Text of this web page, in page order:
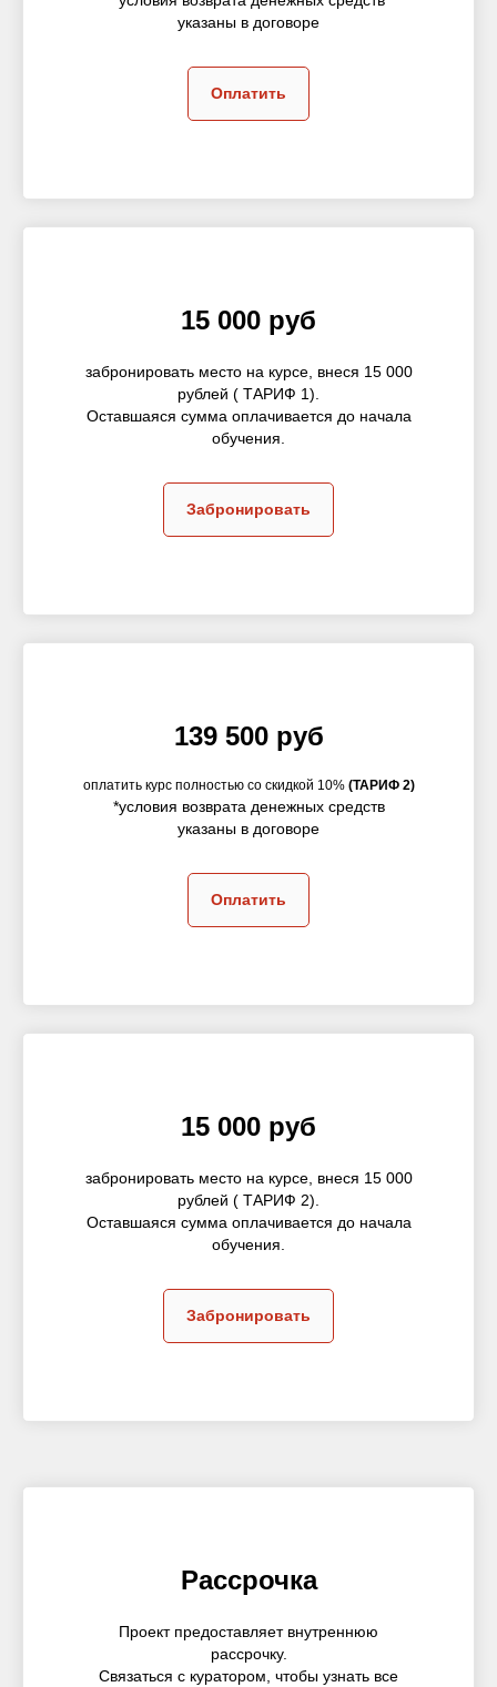
указаны в договоре
Оплатить
15 000 руб
забронировать место на курсе, внеся 15 000
рублей ( ТАРИФ 1).
Оставшаяся сумма оплачивается до начала
обучения.
Забронировать
139 500 руб
оплатить курс полностью со скидкой 10% (ТАРИФ 2)
*условия возврата денежных средств
указаны в договоре
Оплатить
15 000 руб
забронировать место на курсе, внеся 15 000
рублей ( ТАРИФ 2).
Оставшаяся сумма оплачивается до начала
обучения.
Забронировать
Рассрочка
Проект предоставляет внутреннюю
рассрочку.
Связаться с куратором, чтобы узнать все